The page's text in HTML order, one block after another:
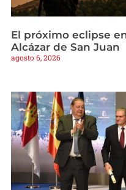
El próximo eclipse
Alcázar de San Juan
agosto 6, 2026